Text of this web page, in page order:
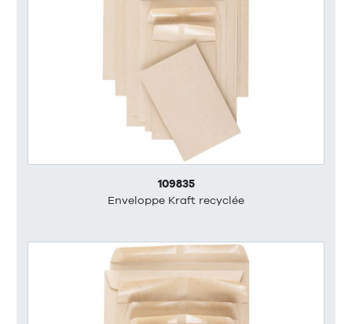
109835
Enveloppe Kraft recyclée